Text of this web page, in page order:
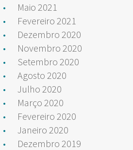
Maio 2021
Fevereiro 2021
Dezembro 2020
Novembro 2020
Setembro 2020
Agosto 2020
Julho 2020
Março 2020
Fevereiro 2020
Janeiro 2020
Dezembro 2019